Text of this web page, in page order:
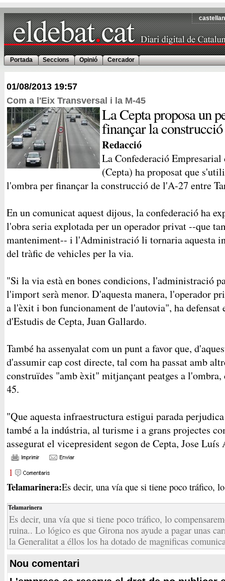
Portada Seccions Opinió Cercador
01/08/2013 19:57
Com a l'Eix Transversal i la M-45
La Cepta proposa un
finançar la
Redacció
La Confederació
(Cepta) ha proposat que
l'ombra per finançar la construcció de l'A-27 entre
En un comunicat aquest dijous, la confederació ha
l'obra seria explotada per un operador privat --que
manteniment-- i l'Administració li tornaria aquesta
del tràfic de vehicles per la via.
"Si la via està en bones condicions, l'administració
l'import serà menor. D'aquesta manera, l'operador
a l'èxit i bon funcionament de l'autovia", ha defensat
d'Estudis de Cepta, Juan Gallardo.
També ha assenyalat com un punt a favor que,
d'assumir cap cost directe, tal com ha passat amb
construïdes "amb èxit" mitjançant peatges a
45.
"Que aquesta infraestructura estigui parada
també a la indústria, al turisme i a grans projectes
assegurat el vicepresident segon de Cepta, Jose Luís
1
Telamarinera:Es decir, una vía que si tiene poco tráfico,
Telamarinera
Es decir, una vía que si tiene poco tráfico, lo
ruina.. Lo lógico es que Girona nos ayude a pagar unas
la Generalitat a éllos los ha dotado de magnificas
Nou comentari